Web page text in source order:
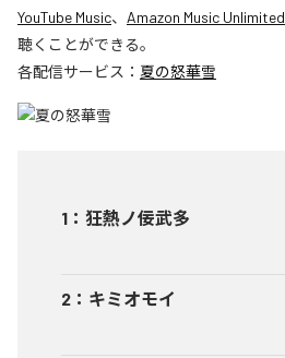
YouTube Music、 Amazon Music Unlimited
聴くことができる。
各配信サービス： 夏の怒華雪
1 ： 狂熱ノ佞武多
2 ： キミオモイ